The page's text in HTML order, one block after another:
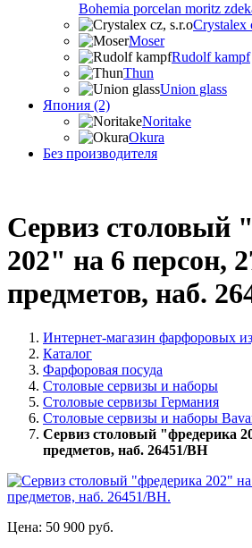
Bohemia porcelan moritz
Crystalex
Moser
Rudolf kampf
Thun
Union glass
Япония (2)
Noritake
Okura
Без производителя
Сервиз столовый
202" на 6 персон,
предметов, наб.
Интернет-магазин фарфоровых
Каталог
Фарфоровая посуда
Столовые сервизы и наборы
Столовые сервизы Германия
Столовые сервизы и наборы
Сервиз столовый "фрeдерика
предметов, наб. 26451/BH
Цена: 50 900 руб.